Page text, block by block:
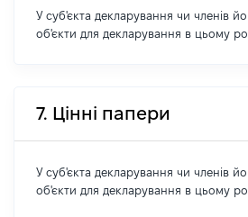
У суб'єкта декларування чи членів
об'єкти для декларування в цьому
7. Цінні папери
У суб'єкта декларування чи членів
об'єкти для декларування в цьому